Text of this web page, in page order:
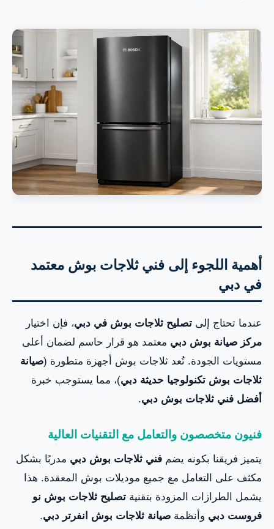
أهمية اللجوء إلى فني ثلاجات بوش معتمد
في دبي
عندما تحتاج إلى تصليح ثلاجات بوش في دبي، فإن اختيار
مركز صيانة بوش دبي معتمد هو قرار حاسم لضمان أعلى
مستويات الجودة. تُعد ثلاجات بوش أجهزة متطورة (صيانة
ثلاجات بوش تكنولوجيا حديثة دبي)، مما يستوجب خبرة
أفضل فني ثلاجات بوش دبي
فنيون متخصصون والتعامل مع التقنيات العالية
يتميز فريقنا بكونه يضم فني ثلاجات بوش دبي مدربًا بشكل
مكثف على التعامل مع جميع موديلات بوش المعقدة. هذا
يشمل الطرازات المزودة بتقنية تصليح ثلاجات بوش نو
فروست دبي وأنظمة صيانة ثلاجات بوش انفرتر دبي.